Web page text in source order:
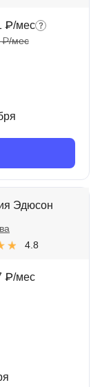
₽/мес
₽/мес
Эдюсон
4.8
₽/мес